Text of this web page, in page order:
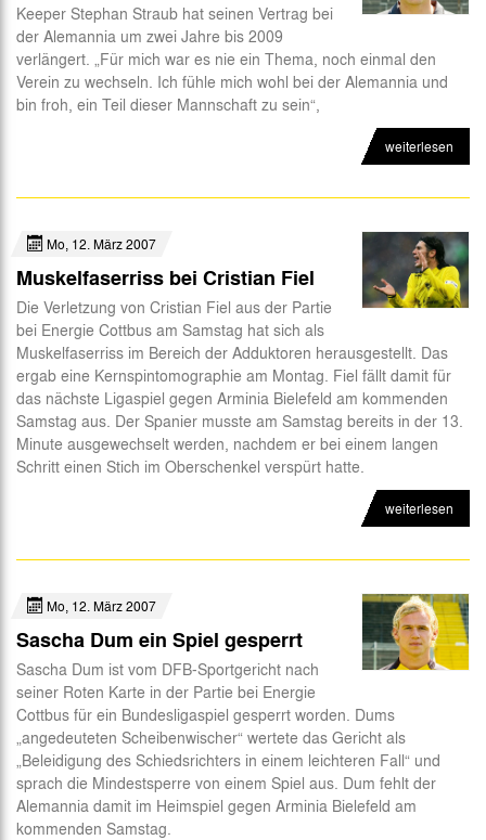
Fan-Infos
Abteilungen
Keeper Stephan Straub hat seinen Vertrag bei
der Alemannia um zwei Jahre bis 2009
verlängert. „Für mich war es nie ein Thema, noch einmal den
Verein zu wechseln. Ich fühle mich wohl bei der Alemannia und
bin froh, ein Teil dieser Mannschaft zu sein“,
weiterlesen
Mo, 12. März 2007
Muskelfaserriss bei Cristian Fiel
Die Verletzung von Cristian Fiel aus der Partie
bei Energie Cottbus am Samstag hat sich als
Muskelfaserriss im Bereich der Adduktoren herausgestellt. Das
ergab eine Kernspintomographie am Montag. Fiel fällt damit für
das nächste Ligaspiel gegen Arminia Bielefeld am kommenden
Samstag aus. Der Spanier musste am Samstag bereits in der 13.
Minute ausgewechselt werden, nachdem er bei einem langen
Schritt einen Stich im Oberschenkel verspürt hatte.
weiterlesen
Mo, 12. März 2007
Sascha Dum ein Spiel gesperrt
Sascha Dum ist vom DFB-Sportgericht nach
seiner Roten Karte in der Partie bei Energie
Cottbus für ein Bundesligaspiel gesperrt worden. Dums
„angedeuteten Scheibenwischer“ wertete das Gericht als
„Beleidigung des Schiedsrichters in einem leichteren Fall“ und
sprach die Mindestsperre von einem Spiel aus. Dum fehlt der
Alemannia damit im Heimspiel gegen Arminia Bielefeld am
kommenden Samstag.